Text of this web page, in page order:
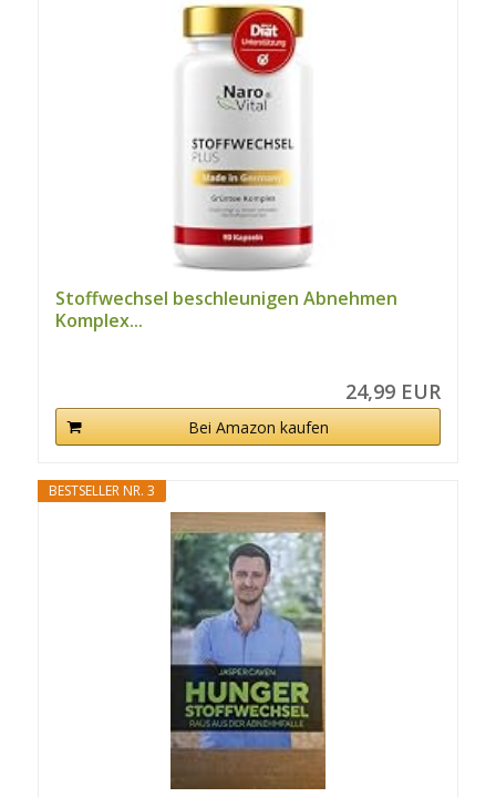
Stoffwechsel beschleunigen Abnehmen
Komplex...
24,99 EUR
Bei Amazon kaufen
BESTSELLER NR. 3